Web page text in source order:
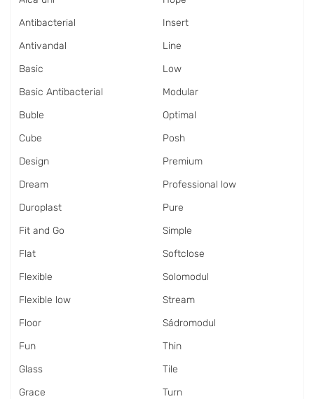
Antibacterial
Antivandal
Basic
Basic Antibacterial
Buble
Cube
Design
Dream
Duroplast
Fit and Go
Flat
Flexible
Flexible low
Floor
Fun
Glass
Grace
Insert
Line
Low
Modular
Optimal
Posh
Premium
Professional low
Pure
Simple
Softclose
Solomodul
Stream
Sádromodul
Thin
Tile
Turn